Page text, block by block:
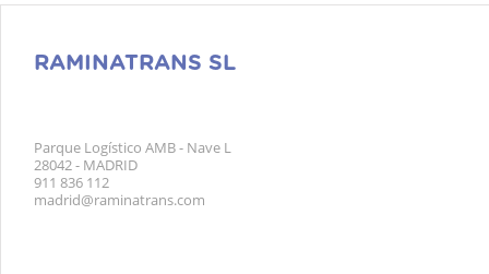
RAMINATRANS SL
Parque Logístico AMB - Nave L
28042 - MADRID
911 836 112
madrid@raminatrans.com